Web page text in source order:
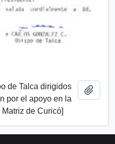
de Talca dirigidos
por el apoyo en la
de Curicó]